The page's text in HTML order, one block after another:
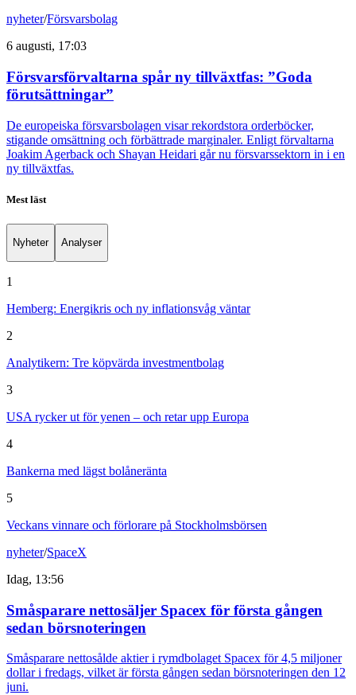
nyheter/Försvarsbolag
6 augusti, 17:03
Försvarsförvaltarna spår ny tillväxtfas: ”Goda
förutsättningar”
De europeiska försvarsbolagen visar rekordstora orderböcker,
stigande omsättning och förbättrade marginaler. Enligt förvaltarna
Joakim Agerback och Shayan Heidari går nu försvarssektorn in i en
ny tillväxtfas.
Mest läst
Nyheter Analyser
1
Hemberg: Energikris och ny inflationsvåg väntar
2
Analytikern: Tre köpvärda investmentbolag
3
USA rycker ut för yenen – och retar upp Europa
4
Bankerna med lägst bolåneränta
5
Veckans vinnare och förlorare på Stockholmsbörsen
nyheter/SpaceX
Idag, 13:56
Småsparare nettosäljer Spacex för första gången
sedan börsnoteringen
Småsparare nettosålde aktier i rymdbolaget Spacex för 4,5 miljoner
dollar i fredags, vilket är första gången sedan börsnoteringen den 12
juni.